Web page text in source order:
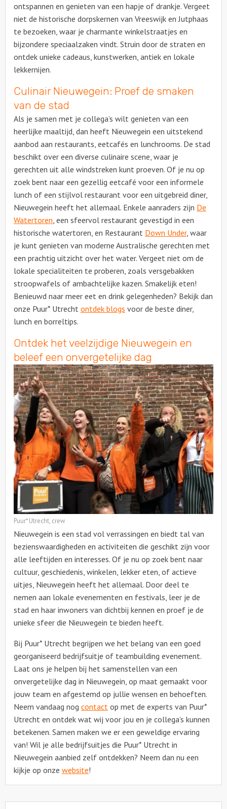
ontspannen en genieten van een hapje of drankje. Vergeet
niet de historische dorpskernen van Vreeswijk en Jutphaas
te bezoeken, waar je charmante winkelstraatjes en
bijzondere speciaalzaken vindt. Struin door de straten en
ontdek unieke cadeaus, kunstwerken, antiek en lokale
lekkernijen.
Culinair Nieuwegein: Proef de smaken
van de stad
Als je samen met je collega’s wilt genieten van een
heerlijke maaltijd, dan heeft Nieuwegein een uitstekend
aanbod aan restaurants, eetcafés en lunchrooms. De stad
beschikt over een diverse culinaire scene, waar je
gerechten uit alle windstreken kunt proeven. Of je nu op
zoek bent naar een gezellig eetcafé voor een informele
lunch of een stijlvol restaurant voor een uitgebreid diner,
Nieuwegein heeft het allemaal. Enkele aanraders zijn De
Watertoren , een sfeervol restaurant gevestigd in een
historische watertoren, en Restaurant Down Under, waar
je kunt genieten van moderne Australische gerechten met
een prachtig uitzicht over het water. Vergeet niet om de
lokale specialiteiten te proberen, zoals versgebakken
stroopwafels of ambachtelijke kazen. Smakelijk eten!
Benieuwd naar meer eet en drink gelegenheden? Bekijk dan
onze Puur* Utrecht ontdek blogs voor de beste diner,
lunch en borreltips.
Ontdek het veelzijdige Nieuwegein en
beleef een onvergetelijke dag
Puur* Utrecht, crew
Nieuwegein is een stad vol verrassingen en biedt tal van
bezienswaardigheden en activiteiten die geschikt zijn voor
alle leeftijden en interesses. Of je nu op zoek bent naar
cultuur, geschiedenis, winkelen, lekker eten, of actieve
uitjes, Nieuwegein heeft het allemaal. Door deel te
nemen aan lokale evenementen en festivals, leer je de
stad en haar inwoners van dichtbij kennen en proef je de
unieke sfeer die Nieuwegein te bieden heeft.
Bij Puur* Utrecht begrijpen we het belang van een goed
georganiseerd bedrijfsuitje of teambuilding evenement.
Laat ons je helpen bij het samenstellen van een
onvergetelijke dag in Nieuwegein, op maat gemaakt voor
jouw team en afgestemd op jullie wensen en behoeften.
Neem vandaag nog contact op met de experts van Puur*
Utrecht en ontdek wat wij voor jou en je collega’s kunnen
betekenen. Samen maken we er een geweldige ervaring
van! Wil je alle bedrijfsuitjes die Puur* Utrecht in
Nieuwegein aanbied zelf ontdekken? Neem dan nu een
kijkje op onze website!